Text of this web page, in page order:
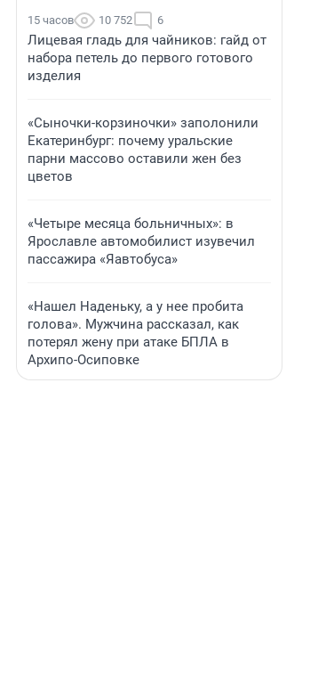
15 часов 10 752 6
Лицевая гладь для чайников: гайд от
набора петель до первого готового
изделия
«Сыночки-корзиночки» заполонили
Екатеринбург: почему уральские
парни массово оставили жен без
цветов
«Четыре месяца больничных»: в
Ярославле автомобилист изувечил
пассажира «Яавтобуса»
«Нашел Наденьку, а у нее пробита
голова». Мужчина рассказал, как
потерял жену при атаке БПЛА в
Архипо-Осиповке